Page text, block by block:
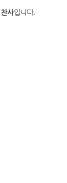
사입니다.